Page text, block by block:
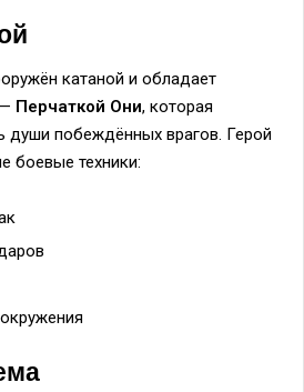
катаной и обладает
Перчаткой Они, которая
души побеждённых врагов. Герой
боевые техники: